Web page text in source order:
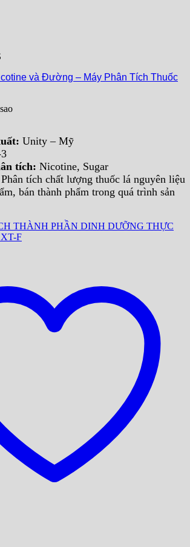
và Đường – Máy Phân Tích Thuốc
Unity – Mỹ
tích: Nicotine, Sugar
Phân tích chất lượng thuốc lá nguyên liệu
bán thành phẩm trong quá trình sản